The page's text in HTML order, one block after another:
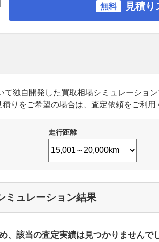
無料 見積
独自開発した買取相場シミュレーショ
りをご希望の場合は、査定依頼をご利用
走行距離
ミュレーション結果
、該当の査定実績は見つかりませんで